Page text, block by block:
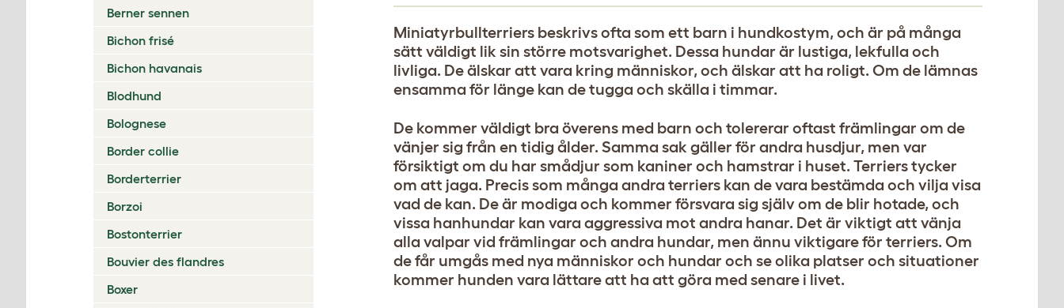
Berner sennen
Bichon frisé
Bichon havanais
Blodhund
Bolognese
Border collie
Borderterrier
Borzoi
Bostonterrier
Bouvier des flandres
Boxer
Miniatyrbullterriers beskrivs ofta som ett barn i hundkostym, och är på många
sätt väldigt lik sin större motsvarighet. Dessa hundar är lustiga, lekfulla och
livliga. De älskar att vara kring människor, och älskar att ha roligt. Om de lämnas
ensamma för länge kan de tugga och skälla i timmar.
De kommer väldigt bra överens med barn och tolererar oftast främlingar om de
vänjer sig från en tidig ålder. Samma sak gäller för andra husdjur, men var
försiktigt om du har smådjur som kaniner och hamstrar i huset. Terriers tycker
om att jaga. Precis som många andra terriers kan de vara bestämda och vilja visa
vad de kan. De är modiga och kommer försvara sig själv om de blir hotade, och
vissa hanhundar kan vara aggressiva mot andra hanar. Det är viktigt att vänja
alla valpar vid främlingar och andra hundar, men ännu viktigare för terriers. Om
de får umgås med nya människor och hundar och se olika platser och situationer
kommer hunden vara lättare att ha att göra med senare i livet.